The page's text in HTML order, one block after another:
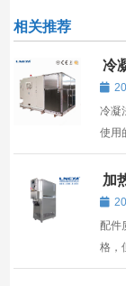
相关推荐
冷
冷凝
使用
gao
大
定是
他生
加
哪
配件
格，
部分